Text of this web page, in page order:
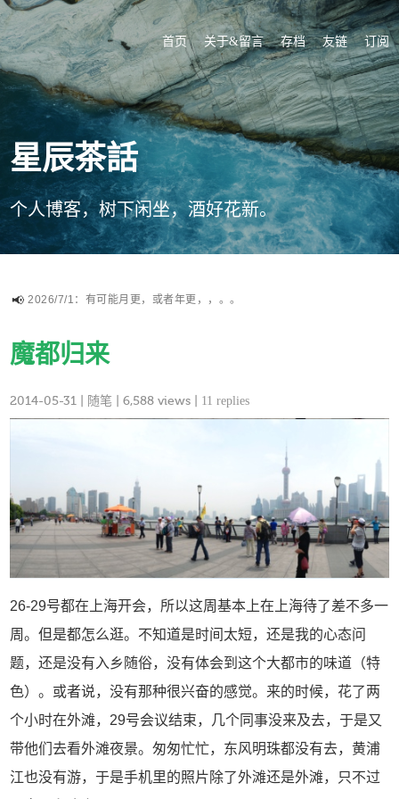
首页 关于&留言 存档 友链 订阅
星辰茶話
个人博客，树下闲坐，酒好花新。
2026/7/1：有可能月更，或者年更，，。。
魔都归来
2014-05-31 随笔 | 6,588 views | 11 replies
26-29号都在上海开会，所以这周基本上在上海待了差不多一
周。但是都怎么逛。不知道是时间太短，还是我的心态问
题，还是没有入乡随俗，没有体会到这个大都市的味道（特
色）。或者说，没有那种很兴奋的感觉。来的时候，花了两
个小时在外滩，29号会议结束，几个同事没来及去，于是又
带他们去看外滩夜景。匆匆忙忙，东风明珠都没有去，黄浦
江也没有游，于是手机里的照片除了外滩还是外滩，只不过